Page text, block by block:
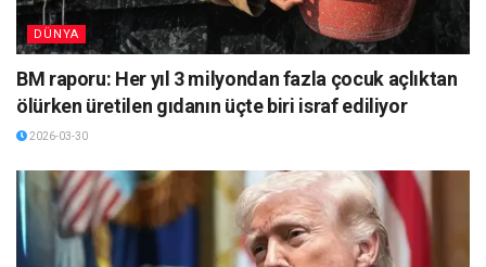
DÜNYA
BM raporu: Her yıl 3 milyondan fazla çocuk açlıktan
ölürken üretilen gıdanın üçte biri israf ediliyor
2026-03-30